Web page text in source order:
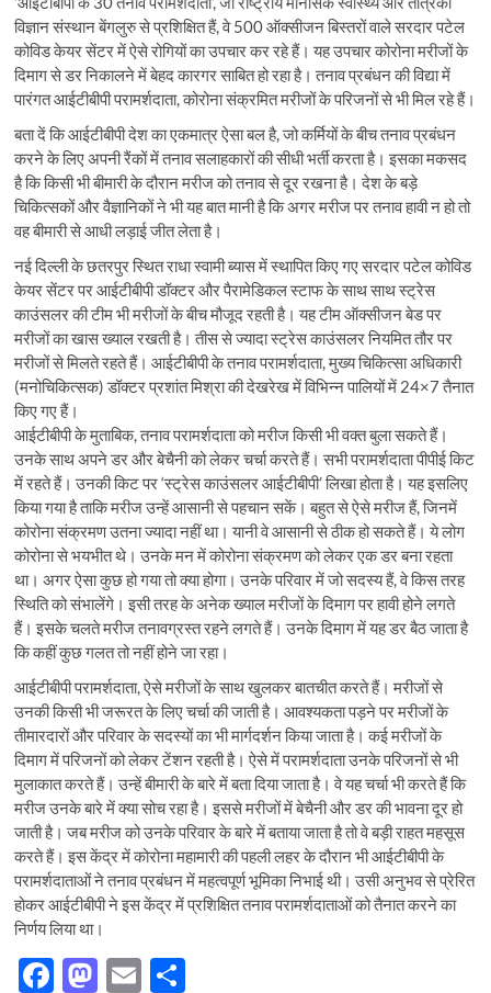
विज्ञान संस्थान बेंगलुरु से प्रशिक्षित हैं, वे 500 ऑक्सीजन बिस्तरों वाले सरदार पटेल
कोविड केयर सेंटर में ऐसे रोगियों का उपचार कर रहे हैं। यह उपचार कोरोना मरीजों के
दिमाग से डर निकालने में बेहद कारगर साबित हो रहा है। तनाव प्रबंधन की विद्या में
पारंगत आईटीबीपी परामर्शदाता, कोरोना संक्रमित मरीजों के परिजनों से भी मिल रहे हैं।
बता दें कि आईटीबीपी देश का एकमात्र ऐसा बल है, जो कर्मियों के बीच तनाव प्रबंधन
करने के लिए अपनी रैंकों में तनाव सलाहकारों की सीधी भर्ती करता है। इसका मकसद
है कि किसी भी बीमारी के दौरान मरीज को तनाव से दूर रखना है। देश के बड़े
चिकित्सकों और वैज्ञानिकों ने भी यह बात मानी है कि अगर मरीज पर तनाव हावी न हो तो
वह बीमारी से आधी लड़ाई जीत लेता है।
नई दिल्ली के छतरपुर स्थित राधा स्वामी ब्यास में स्थापित किए गए सरदार पटेल कोविड
केयर सेंटर पर आईटीबीपी डॉक्टर और पैरामेडिकल स्टाफ के साथ साथ स्ट्रेस
काउंसलर की टीम भी मरीजों के बीच मौजूद रहती है। यह टीम ऑक्सीजन बेड पर
मरीजों का खास ख्याल रखती है। तीस से ज्यादा स्ट्रेस काउंसलर नियमित तौर पर
मरीजों से मिलते रहते हैं। आईटीबीपी के तनाव परामर्शदाता, मुख्य चिकित्सा अधिकारी
(मनोचिकित्सक) डॉक्टर प्रशांत मिश्रा की देखरेख में विभिन्न पालियों में 24×7 तैनात
किए गए हैं।
आईटीबीपी के मुताबिक, तनाव परामर्शदाता को मरीज किसी भी वक्त बुला सकते हैं।
उनके साथ अपने डर और बेचैनी को लेकर चर्चा करते हैं। सभी परामर्शदाता पीपीई किट
में रहते हैं। उनकी किट पर ‘स्ट्रेस काउंसलर आईटीबीपी’ लिखा होता है। यह इसलिए
किया गया है ताकि मरीज उन्हें आसानी से पहचान सकें। बहुत से ऐसे मरीज हैं, जिनमें
कोरोना संक्रमण उतना ज्यादा नहीं था। यानी वे आसानी से ठीक हो सकते हैं। ये लोग
कोरोना से भयभीत थे। उनके मन में कोरोना संक्रमण को लेकर एक डर बना रहता
था। अगर ऐसा कुछ हो गया तो क्या होगा। उनके परिवार में जो सदस्य हैं, वे किस तरह
स्थिति को संभालेंगे। इसी तरह के अनेक ख्याल मरीजों के दिमाग पर हावी होने लगते
हैं। इसके चलते मरीज तनावग्रस्त रहने लगते हैं। उनके दिमाग में यह डर बैठ जाता है
कि कहीं कुछ गलत तो नहीं होने जा रहा।
आईटीबीपी परामर्शदाता, ऐसे मरीजों के साथ खुलकर बातचीत करते हैं। मरीजों से
उनकी किसी भी जरूरत के लिए चर्चा की जाती है। आवश्यकता पड़ने पर मरीजों के
तीमारदारों और परिवार के सदस्यों का भी मार्गदर्शन किया जाता है। कई मरीजों के
दिमाग में परिजनों को लेकर टेंशन रहती है। ऐसे में परामर्शदाता उनके परिजनों से भी
मुलाकात करते हैं। उन्हें बीमारी के बारे में बता दिया जाता है। वे यह चर्चा भी करते हैं कि
मरीज उनके बारे में क्या सोच रहा है। इससे मरीजों में बेचैनी और डर की भावना दूर हो
जाती है। जब मरीज को उनके परिवार के बारे में बताया जाता है तो वे बड़ी राहत महसूस
करते हैं। इस केंद्र में कोरोना महामारी की पहली लहर के दौरान भी आईटीबीपी के
परामर्शदाताओं ने तनाव प्रबंधन में महत्वपूर्ण भूमिका निभाई थी। उसी अनुभव से प्रेरित
होकर आईटीबीपी ने इस केंद्र में प्रशिक्षित तनाव परामर्शदाताओं को तैनात करने का
निर्णय लिया था।
F
M E